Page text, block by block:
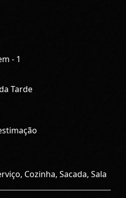
- 1
Tarde
Cozinha, Sacada, Sala